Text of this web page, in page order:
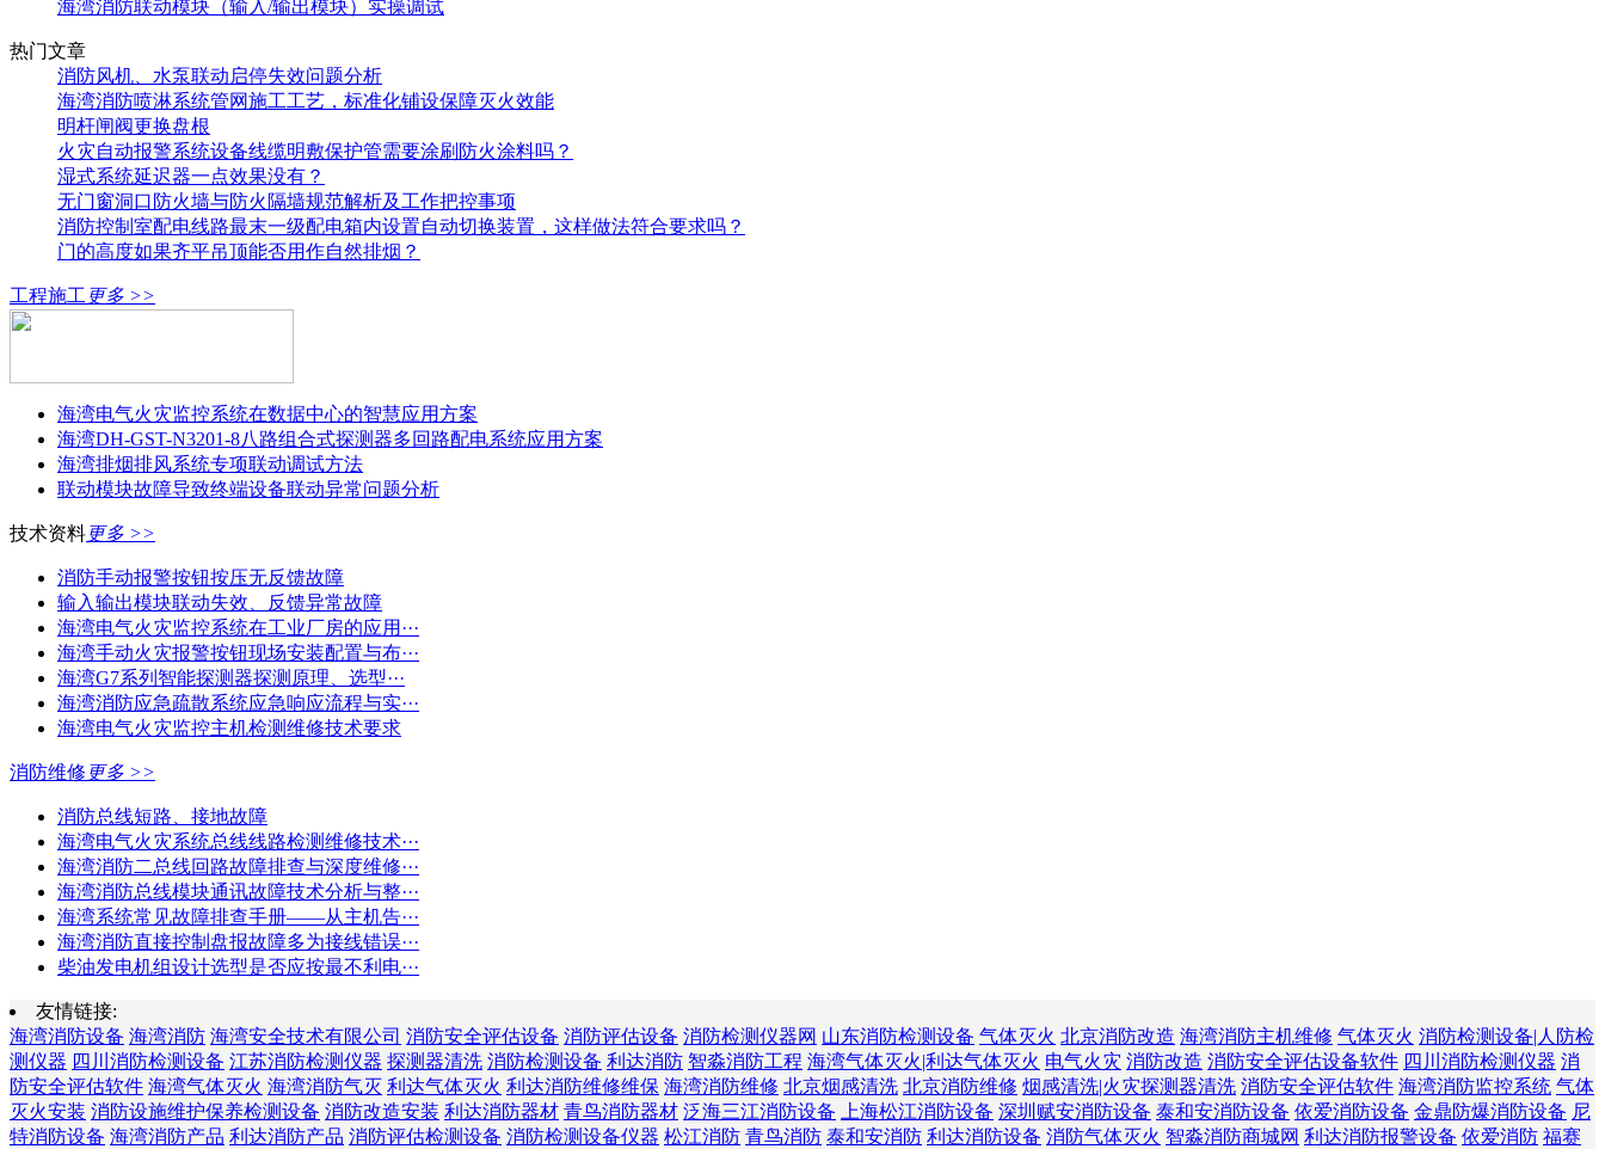
海湾消防联动模块（输入/输出模块）实操调试
热门文章
消防风机、水泵联动启停失效问题分析
海湾消防喷淋系统管网施工工艺，标准化铺设保障灭火效能
明杆闸阀更换盘根
火灾自动报警系统设备线缆明敷保护管需要涂刷防火涂料吗？
湿式系统延迟器一点效果没有？
无门窗洞口防火墙与防火隔墙规范解析及工作把控事项
消防控制室配电线路最末一级配电箱内设置自动切换装置，这样做法符合要求吗？
门的高度如果齐平吊顶能否用作自然排烟？
工程施工 更多 >>
海湾电气火灾监控系统在数据中心的智慧应用方案
海湾DH-GST-N3201-8八路组合式探测器多回路配电系统应用方案
海湾排烟排风系统专项联动调试方法
联动模块故障导致终端设备联动异常问题分析
技术资料更多 >>
消防手动报警按钮按压无反馈故障
输入输出模块联动失效、反馈异常故障
海湾电气火灾监控系统在工业厂房的应用···
海湾手动火灾报警按钮现场安装配置与布···
海湾G7系列智能探测器探测原理、选型···
海湾消防应急疏散系统应急响应流程与实···
海湾电气火灾监控主机检测维修技术要求
消防维修 更多 >>
消防总线短路、接地故障
海湾电气火灾系统总线线路检测维修技术···
海湾消防二总线回路故障排查与深度维修···
海湾消防总线模块通讯故障技术分析与整···
海湾系统常见故障排查手册——从主机告···
海湾消防直接控制盘报故障多为接线错误···
柴油发电机组设计选型是否应按最不利电···
友情链接:
海湾消防设备 海湾消防 海湾安全技术有限公司 消防安全评估设备 消防评估设备 消防检测仪器网 山东消防检测设备 气体灭火 北京消防改造 海湾消防主机维修 气体灭火 消防检测设备|人防检
测仪器 四川消防检测设备 江苏消防检测仪器 探测器清洗 消防检测设备 利达消防 智淼消防工程 海湾气体灭火|利达气体灭火 电气火灾 消防改造 消防安全评估设备软件 四川消防检测仪器 消
防安全评估软件 海湾气体灭火 海湾消防气灭 利达气体灭火 利达消防维修维保 海湾消防维修 北京烟感清洗 北京消防维修 烟感清洗|火灾探测器清洗 消防安全评估软件 海湾消防监控系统 气体
灭火安装 消防设施维护保养检测设备 消防改造安装 利达消防器材 青鸟消防器材 泛海三江消防设备 上海松江消防设备 深圳赋安消防设备 泰和安消防设备 依爱消防设备 金鼎防爆消防设备 尼
特消防设备 海湾消防产品 利达消防产品 消防评估检测设备 消防检测设备仪器 松江消防 青鸟消防 泰和安消防 利达消防设备 消防气体灭火 智淼消防商城网 利达消防报警设备 依爱消防 福赛